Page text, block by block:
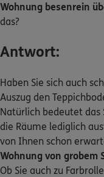
Sehen Sie auf
Schaden- oder
Bequem online
Kontakt
Wohnung besenrein
das?
Antwort:
Haben Sie sich auch
Auszug den
Natürlich bedeutet das
die Räume lediglich
von Ihnen schon
Wohnung von grobem
Ob Sie auch zu